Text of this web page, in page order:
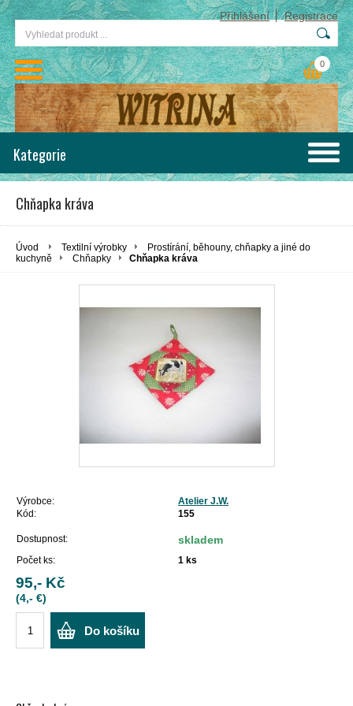
Přihlášení Registrace
0
Kategorie
Chňapka kráva
Úvod Textilní výrobky
Prostírání, běhouny, chňapky a jiné do
kuchyně
Chňapky Chňapka kráva
Výrobce:
Atelier J.W.
Kód:
155
Dostupnost: skladem
Počet ks: 1 ks
95,- Kč
(4,- €)
Do košíku